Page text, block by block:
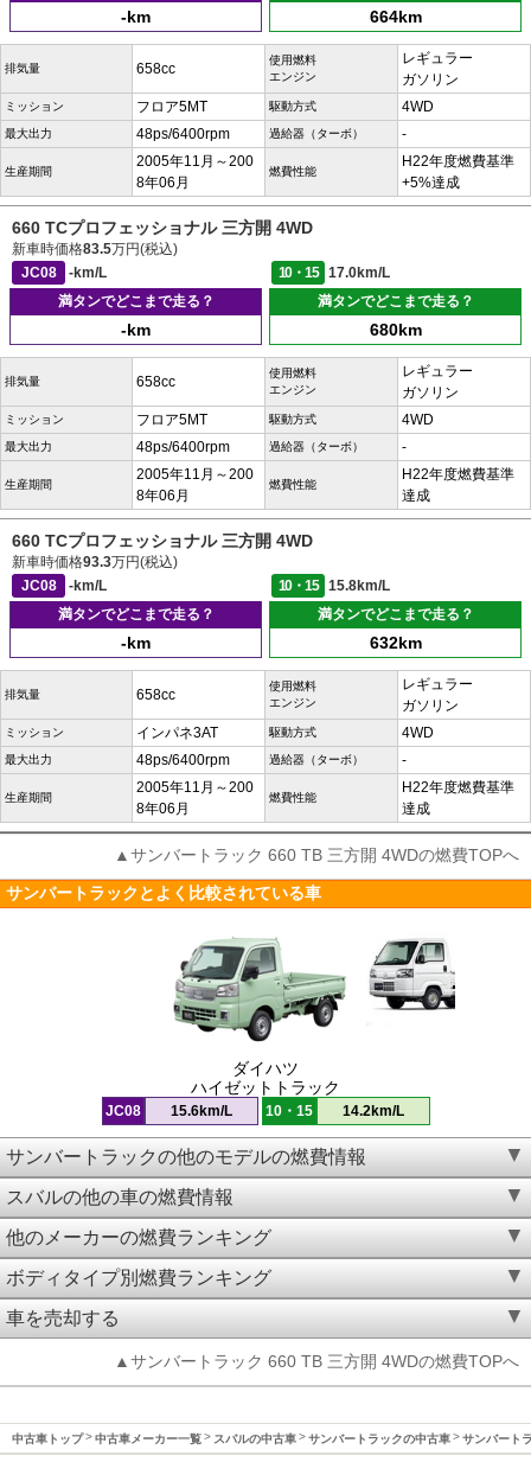
-km 664km
排気量 658cc
使用燃料
エンジン
レギュラー
ガソリン
ミッション フロア5MT 駆動方式 4WD
最大出力 48ps/6400rpm 過給器（ターボ） -
生産期間
2005年11月～200
8年06月
燃費性能
H22年度燃費基準
+5%達成
660 TCプロフェッショナル 三方開 4WD
新車時価格83.5万円(税込)
JC08
-km/L 10・15
17.0km/L
満タンでどこまで走る？
-km
満タンでどこまで走る？
680km
排気量 658cc
使用燃料
エンジン
レギュラー
ガソリン
ミッション フロア5MT 駆動方式 4WD
最大出力 48ps/6400rpm 過給器（ターボ） -
生産期間
2005年11月～200
8年06月
燃費性能
H22年度燃費基準
達成
660 TCプロフェッショナル 三方開 4WD
新車時価格93.3万円(税込)
JC08
-km/L 10・15
15.8km/L
満タンでどこまで走る？
-km
満タンでどこまで走る？
632km
排気量 658cc
使用燃料
エンジン
レギュラー
ガソリン
ミッション インパネ3AT 駆動方式 4WD
最大出力 48ps/6400rpm 過給器（ターボ） -
生産期間
2005年11月～200
8年06月
燃費性能
H22年度燃費基準
達成
▲サンバートラック 660 TB 三方開 4WDの燃費TOPへ
サンバートラックとよく比較されている車
ダイハツ
ハイゼットトラック
JC08 15.6km/L 10・15 14.2km/L
サンバートラックの他のモデルの燃費情報
スバルの他の車の燃費情報
他のメーカーの燃費ランキング
ボディタイプ別燃費ランキング
車を売却する
▲サンバートラック 660 TB 三方開 4WDの燃費TOPへ
中古車トップ 中古車メーカー一覧 スバルの中古車 サンバートラックの中古車 サンバート